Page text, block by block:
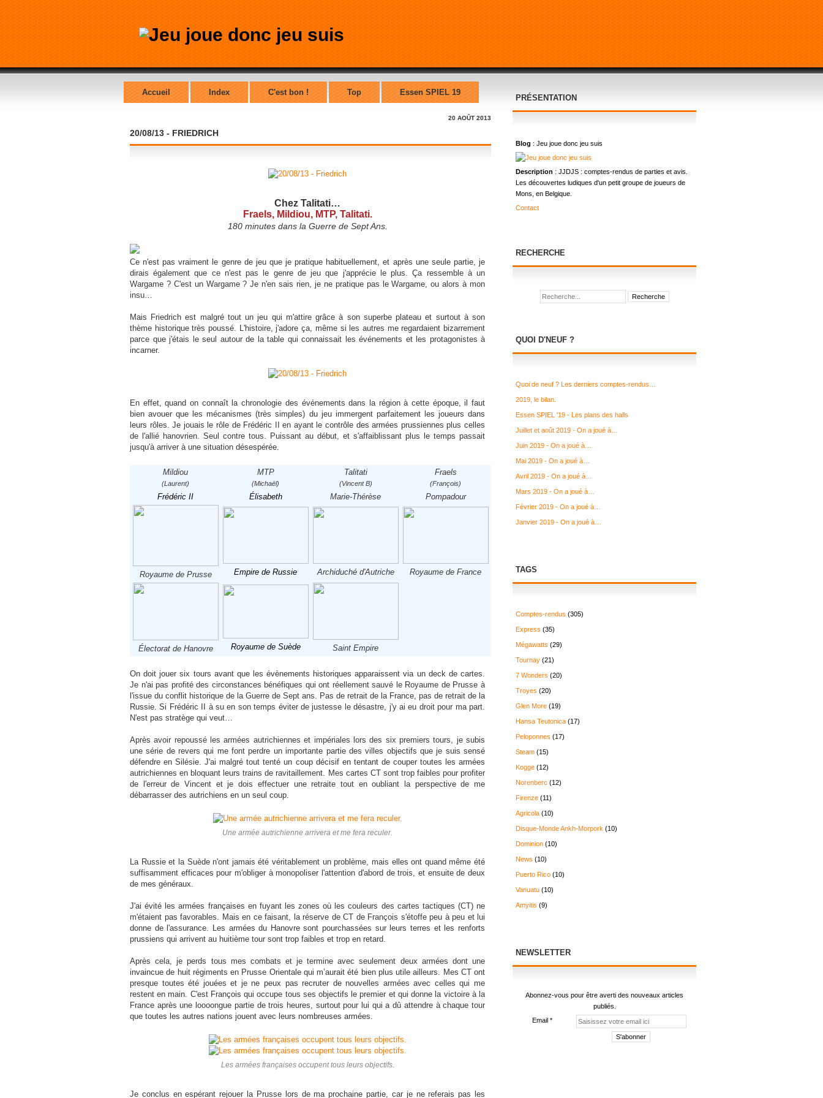
Accueil Index C'est bon ! Top Essen SPIEL 19
20 AOÛT 2013
20/08/13 - FRIEDRICH
Chez Talitati…
Fraels, Mildiou, MTP, Talitati.
180 minutes dans la Guerre de Sept Ans.
Ce n'est pas vraiment le genre de jeu que je pratique habituellement, et après une seule partie, je
dirais également que ce n'est pas le genre de jeu que j'apprécie le plus. Ça ressemble à un
Wargame ? C'est un Wargame ? Je n'en sais rien, je ne pratique pas le Wargame, ou alors à mon
insu…
Mais Friedrich est malgré tout un jeu qui m'attire grâce à son superbe plateau et surtout à son
thème historique très poussé. L'histoire, j'adore ça, même si les autres me regardaient bizarrement
parce que j'étais le seul autour de la table qui connaissait les événements et les protagonistes à
incarner.
En effet, quand on connaît la chronologie des événements dans la région à cette époque, il faut
bien avouer que les mécanismes (très simples) du jeu immergent parfaitement les joueurs dans
leurs rôles. Je jouais le rôle de Frédéric II en ayant le contrôle des armées prussiennes plus celles
de l'allié hanovrien. Seul contre tous. Puissant au début, et s'affaiblissant plus le temps passait
jusqu'à arriver à une situation désespérée.
Mildiou
(Laurent)
MTP
(Michaël)
Talitati
(Vincent B)
Fraels
(François)
Frédéric II Élisabeth Marie-Thérèse Pompadour
Royaume de Prusse Empire de Russie Archiduché d'Autriche Royaume de France
Électorat de Hanovre Royaume de Suède Saint Empire
On doit jouer six tours avant que les évènements historiques apparaissent via un deck de cartes.
Je n'ai pas profité des circonstances bénéfiques qui ont réellement sauvé le Royaume de Prusse à
l'issue du conflit historique de la Guerre de Sept ans. Pas de retrait de la France, pas de retrait de la
Russie. Si Frédéric II à su en son temps éviter de justesse le désastre, j'y ai eu droit pour ma part.
N'est pas stratège qui veut…
Après avoir repoussé les armées autrichiennes et impériales lors des six premiers tours, je subis
une série de revers qui me font perdre un importante partie des villes objectifs que je suis sensé
défendre en Silésie. J'ai malgré tout tenté un coup décisif en tentant de couper toutes les armées
autrichiennes en bloquant leurs trains de ravitaillement. Mes cartes CT sont trop faibles pour profiter
de l'erreur de Vincent et je dois effectuer une retraite tout en oubliant la perspective de me
débarrasser des autrichiens en un seul coup.
Une armée autrichienne arrivera et me fera reculer.
La Russie et la Suède n'ont jamais été véritablement un problème, mais elles ont quand même été
suffisamment efficaces pour m'obliger à monopoliser l'attention d'abord de trois, et ensuite de deux
de mes généraux.
J'ai évité les armées françaises en fuyant les zones où les couleurs des cartes tactiques (CT) ne
m'étaient pas favorables. Mais en ce faisant, la réserve de CT de François s'étoffe peu à peu et lui
donne de l'assurance. Les armées du Hanovre sont pourchassées sur leurs terres et les renforts
prussiens qui arrivent au huitième tour sont trop faibles et trop en retard.
Après cela, je perds tous mes combats et je termine avec seulement deux armées dont une
invaincue de huit régiments en Prusse Orientale qui m’aurait été bien plus utile ailleurs. Mes CT ont
presque toutes été jouées et je ne peux pas recruter de nouvelles armées avec celles qui me
restent en main. C'est François qui occupe tous ses objectifs le premier et qui donne la victoire à la
France après une loooongue partie de trois heures, surtout pour lui qui a dû attendre à chaque tour
que toutes les autres nations jouent avec leurs nombreuses armées.
Les armées françaises occupent tous leurs objectifs.
Je conclus en espérant rejouer la Prusse lors de ma prochaine partie, car je ne referais pas les
PRÉSENTATION
Blog : Jeu joue donc jeu suis
Description : JJDJS : comptes-rendus de parties et avis.
Les découvertes ludiques d'un petit groupe de joueurs de
Mons, en Belgique.
Contact
RECHERCHE
QUOI D'NEUF ?
Quoi de neuf ? Les derniers comptes-rendus…
2019, le bilan.
Essen SPIEL '19 - Les plans des halls
Juillet et août 2019 - On a joué à…
Juin 2019 - On a joué à…
Mai 2019 - On a joué à…
Avril 2019 - On a joué à…
Mars 2019 - On a joué à…
Février 2019 - On a joué à…
Janvier 2019 - On a joué à…
TAGS
Comptes-rendus (305)
Express (35)
Mégawatts (29)
Tournay (21)
7 Wonders (20)
Troyes (20)
Glen More (19)
Hansa Teutonica (17)
Peloponnes (17)
Steam (15)
Kogge (12)
Norenberc (12)
Firenze (11)
Agricola (10)
Disque-Monde Ankh-Morpork (10)
Dominion (10)
News (10)
Puerto Rico (10)
Vanuatu (10)
Amyitis (9)
NEWSLETTER
Abonnez-vous pour être averti des nouveaux articles
publiés.
Email